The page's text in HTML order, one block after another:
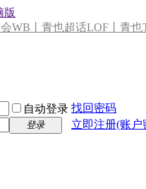
版
WB丨青也超话LOF丨青也
自动登录 找回密码
登录 立即注册(账